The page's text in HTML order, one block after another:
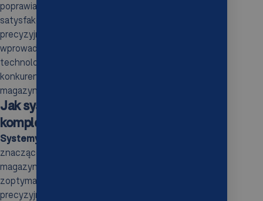
poprawiają wydajność, ale również zwiększają
satysfakcję klientów. Dzięki szybszej i bardziej
precyzyjnej realizacji zamówień, skuteczne
wprowadzenie innowacyjnych rozwiązań
technologicznych staje się kluczowym elementem
konkurencyjności firm w dziedzinie logistyki
magazynowej.
Jak system WMS usprawnia
kompletację zamówień?
Systemy WMS (Warehouse Management System)
znacząco upraszczają proces zbierania zamówień w
magazynach. Dzięki nim można efektywnie
zoptymalizować różne fazy działalności, co sprzyja
precyzyjnemu planowaniu oraz organizacji lokalizacji